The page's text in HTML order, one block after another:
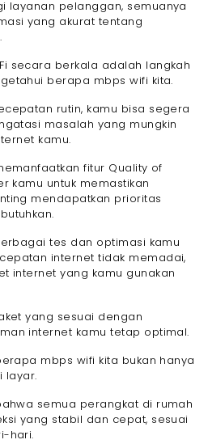
layanan pelanggan, semuanya
yang akurat tentang
secara berkala adalah langkah
berapa mbps wifi kita.
rutin, kamu bisa segera
masalah yang mungkin
kamu.
fitur Quality of
kamu untuk memastikan
mendapatkan prioritas
tes dan optimasi kamu
internet tidak memadai,
internet yang kamu gunakan
yang sesuai dengan
internet kamu tetap optimal.
mbps wifi kita bukan hanya
layar.
semua perangkat di rumah
yang stabil dan cepat, sesuai
hari.